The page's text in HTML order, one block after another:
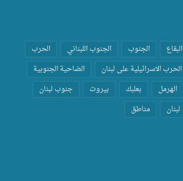
البقاع الجنوب الجنوب اللبناني
الحرب
الحرب الاسرائيلية على لبنان
الضاحية الجنوبية
الهرمل بعلبك بيروت
جنوب لبنان
لبنان مناطق